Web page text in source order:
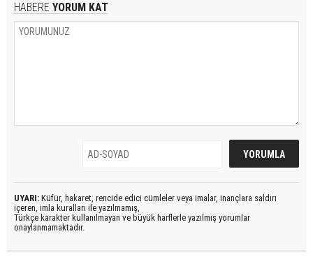
HABERE YORUM KAT
UYARI: Küfür, hakaret, rencide edici cümleler veya imalar, inançlara saldırı
içeren, imla kuralları ile yazılmamış,
Türkçe karakter kullanılmayan ve büyük harflerle yazılmış yorumlar
onaylanmamaktadır.